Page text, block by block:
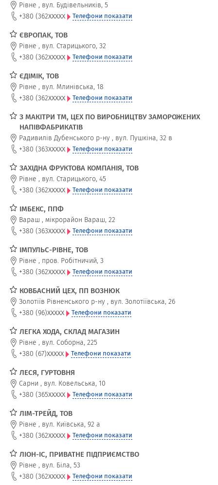
Рівне , вул. Будівельників, 5
+380 (362xxxxx Телефони показати
ЄВРОПАК, ТОВ
Рівне , вул. Старицького, 32
+380 (362xxxxx Телефони показати
ЄДІМІК, ТОВ
Рівне , вул. Млинівська, 18
+380 (362xxxxx Телефони показати
З МАКІТРИ ТМ, ЦЕХ ПО ВИРОБНИЦТВУ ЗАМОРОЖЕНИХ
НАПІВФАБРИКАТІВ
Радивилів Дубенського р-ну , вул. Пушкіна, 32 в
+380 (363xxxxx Телефони показати
ЗАХІДНА ФРУКТОВА КОМПАНІЯ, ТОВ
Рівне , вул. Старицького, 45
+380 (362xxxxx Телефони показати
ІМБЕКС, ППФ
Вараш , мікрорайон Вараш, 22
+380 (363xxxxx Телефони показати
ІМПУЛЬС-РІВНЕ, ТОВ
Рівне , пров. Робітничий, 3
+380 (362xxxxx Телефони показати
КОВБАСНИЙ ЦЕХ, ПП ВОЗНЮК
Золотіїв Рівненського р-ну , вул. Золотіївська, 26
+380 (96)xxxxx Телефони показати
ЛЕГКА ХОДА, СКЛАД МАГАЗИН
Рівне , вул. Соборна, 225
+380 (67)xxxxx Телефони показати
ЛЕСЯ, ГУРТОВНЯ
Сарни , вул. Ковельська, 10
+380 (365xxxxx Телефони показати
ЛІМ-ТРЕЙД, ТОВ
Рівне , вул. Київська, 92 а
+380 (362xxxxx Телефони показати
ЛІОН-ІС, ПРИВАТНЕ ПІДПРИЄМСТВО
Рівне , вул. Біла, 53
+380 (362xxxxx Телефони показати